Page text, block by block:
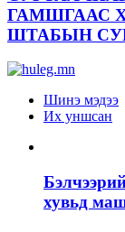
ГАМШГААС
ШТАБЫН
Шинэ мэдээ
Их уншсан
хувьд